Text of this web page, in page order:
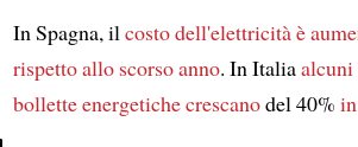
In Spagna, ilcostodell'elettricitàè
rispetto allo scorso anno. In Italiaalcuni
bollette energetichecrescanodel 40%